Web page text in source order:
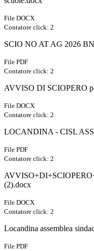
File DOCX
Contatore click: 2
SCIO NO AT AG 2026
File PDF
Contatore click: 2
AVVISO DI SCIOPERO
File DOCX
Contatore click: 2
LOCANDINA - CISL
File PDF
Contatore click: 2
(2).docx
File DOCX
Contatore click: 2
Locandina assemblea
File PDF